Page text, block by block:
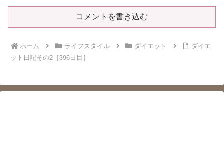
コメントを書き込む
ホーム ライフスタイル ダイエット
ダイエ
ット日記その2［396日目］